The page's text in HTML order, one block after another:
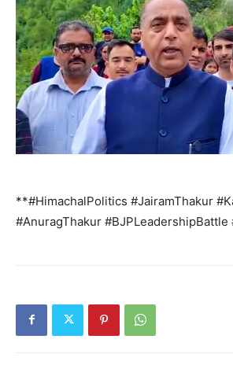
SUBSCRIBE NOW
Company
My account
**#HimachalPolitics #JairamThakur
#AnuragThakur